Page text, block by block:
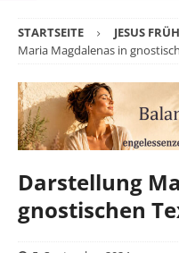
STARTSEITE JESUS
Maria Magdalenas in
Darstellung
gnostischen